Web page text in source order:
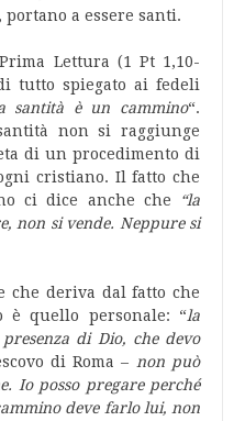
portano a essere santi.
Lettura (1 Pt 1,10-
tutto spiegato ai fedeli
santità è un cammino“.
non si raggiunge
di un procedimento di
cristiano. Il fatto che
ci dice anche che
“la
non si vende. Neppure si
che deriva dal fatto che
è quello personale: “la
di Dio, che devo
di Roma – non può
Io posso pregare perché
deve farlo lui, non